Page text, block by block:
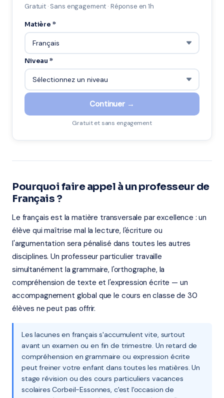
Gratuit · Sans engagement · Réponse en 1h
Matière *
Niveau *
Continuer →
Gratuit et sans engagement
Pourquoi faire appel à un professeur de
Français ?
Le français est la matière transversale par excellence : un
élève qui maîtrise mal la lecture, l'écriture ou
l'argumentation sera pénalisé dans toutes les autres
disciplines. Un professeur particulier travaille
simultanément la grammaire, l'orthographe, la
compréhension de texte et l'expression écrite — un
accompagnement global que le cours en classe de 30
élèves ne peut pas offrir.
Les lacunes en français s'accumulent vite, surtout
avant un examen ou en fin de trimestre. Un retard de
compréhension en grammaire ou expression écrite
peut freiner votre enfant dans toutes les matières. Un
stage révision ou des cours particuliers vacances
scolaires Corbeil-Essonnes, c'est l'occasion de